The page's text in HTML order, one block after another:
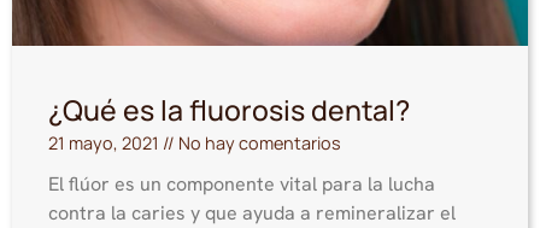
¿Qué es la fluorosis dental?
21 mayo, 2021 No hay comentarios
El flúor es un componente vital para la lucha
contra la caries y que ayuda a remineralizar el